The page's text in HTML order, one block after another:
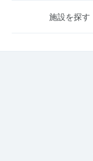
施設を探す